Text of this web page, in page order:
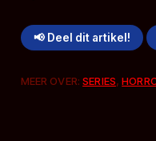
📢 Deel dit artikel!
MEER OVER:SERIES,